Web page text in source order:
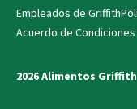
2026 Alimentos Griffith
Empleados de Griffith
Acuerdo de Condiciones